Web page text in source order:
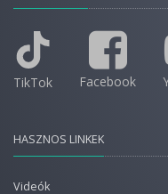
TikTok Facebook
HASZNOS LINKEK
Videók